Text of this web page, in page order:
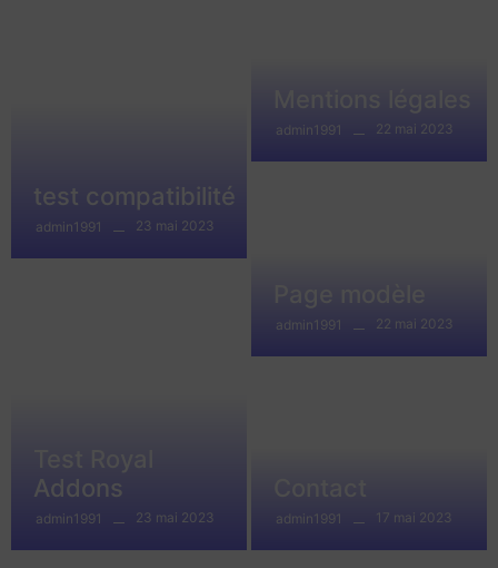
test compatibilité
admin1991 23 mai 2023
Addons
admin1991 23 mai 2023
admin1991 22 mai 2023
admin1991 22 mai 2023
admin1991 17 mai 2023